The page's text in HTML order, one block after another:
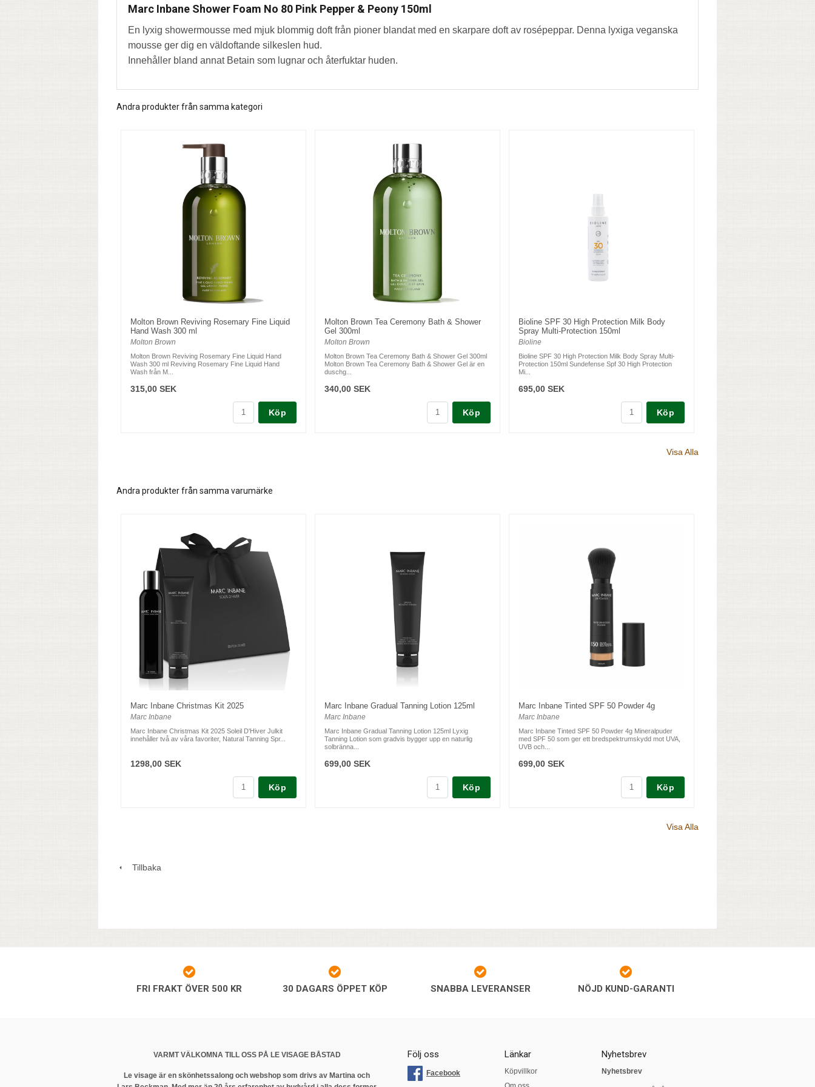
Marc Inbane Shower Foam No 80 Pink Pepper & Peony 150ml
En lyxig showermousse med mjuk blommig doft från pioner blandat med en skarpare doft av rosépeppar. Denna lyxiga veganska
mousse ger dig en väldoftande silkeslen hud.
Innehåller bland annat Betain som lugnar och återfuktar huden.
Andra produkter från samma kategori
Molton Brown Reviving Rosemary Fine Liquid
Hand Wash 300 ml
Molton Brown
Molton Brown Reviving Rosemary Fine Liquid Hand
Wash 300 ml Reviving Rosemary Fine Liquid Hand
Wash från M...
315,00 SEK
Köp
Molton Brown Tea Ceremony Bath & Shower
Gel 300ml
Molton Brown
Molton Brown Tea Ceremony Bath & Shower Gel 300ml
Molton Brown Tea Ceremony Bath & Shower Gel är en
duschg...
340,00 SEK
Köp
Bioline SPF 30 High Protection Milk Body
Spray Multi-Protection 150ml
Bioline
Bioline SPF 30 High Protection Milk Body Spray Multi-
Protection 150ml Sundefense Spf 30 High Protection
Mi...
695,00 SEK
Köp
Visa Alla
Andra produkter från samma varumärke
Marc Inbane Christmas Kit 2025
Marc Inbane
Marc Inbane Christmas Kit 2025 Soleil D'Hiver Julkit
innehåller två av våra favoriter, Natural Tanning Spr...
1298,00 SEK
Köp
Marc Inbane Gradual Tanning Lotion 125ml
Marc Inbane
Marc Inbane Gradual Tanning Lotion 125ml Lyxig
Tanning Lotion som gradvis bygger upp en naturlig
solbränna...
699,00 SEK
Köp
Marc Inbane Tinted SPF 50 Powder 4g
Marc Inbane
Marc Inbane Tinted SPF 50 Powder 4g Mineralpuder
med SPF 50 som ger ett bredspektrumskydd mot UVA,
UVB och...
699,00 SEK
Köp
Visa Alla
Tillbaka
FRI FRAKT ÖVER 500 KR 30 DAGARS ÖPPET KÖP SNABBA LEVERANSER NÖJD KUND-GARANTI
VARMT VÄLKOMNA TILL OSS PÅ LE VISAGE BÅSTAD
Le visage är en skönhetssalong och webshop som drivs av Martina och
Följ oss
Facebook
Länkar
Köpvillkor
Nyhetsbrev
Nyhetsbrev